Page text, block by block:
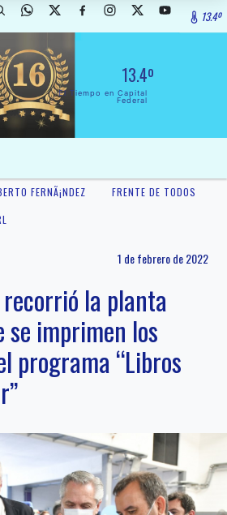
13.4º
13.4º
El Tiempo en Capital
Federal
FERNÃ¡NDEZ
FRENTE DE TODOS
1 de febrero de 2022
la planta
imprimen los
programa “Libros